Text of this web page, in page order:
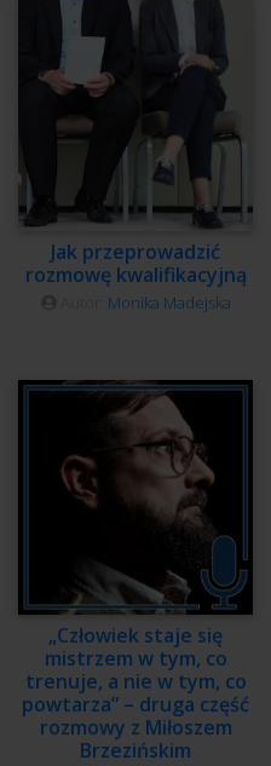
Jak przeprowadzić
rozmowę kwalifikacyjną
Monika Madejska
„Człowiek staje się
mistrzem w tym, co
trenuje, a nie w tym, co
powtarza” – druga część
rozmowy z Miłoszem
Brzezińskim